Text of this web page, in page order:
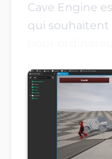
Cave Engine
qui souhaitent